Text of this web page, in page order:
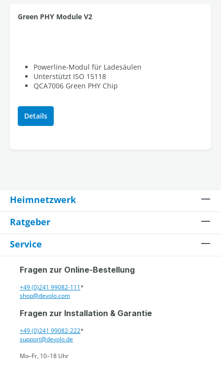
Green PHY Module V2
Powerline-Modul für Ladesäulen
Unterstützt ISO 15118
QCA7006 Green PHY Chip
Details
Heimnetzwerk
Ratgeber
Service
Fragen zur Online-Bestellung
+49 (0)241 99082-111*
shop@devolo.com
Fragen zur Installation & Garantie
+49 (0)241 99082-222*
support@devolo.de
Mo–Fr, 10–18 Uhr